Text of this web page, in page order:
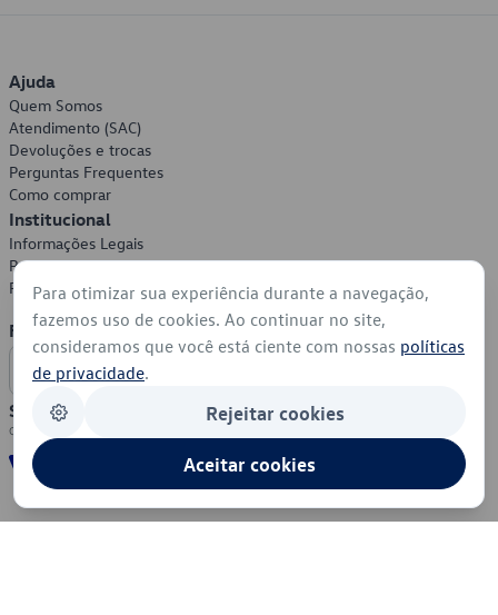
Ajuda
Quem Somos
Atendimento (SAC)
Devoluções e trocas
Perguntas Frequentes
Como comprar
Institucional
Informações Legais
Política de Privacidade
Política de Cookies
Formas de Pagamento
Segurança
Para otimizar sua experiência durante a navegação,
fazemos uso de cookies. Ao continuar no site,
consideramos que você está ciente com nossas políticas
de privacidade.
Rejeitar cookies
Aceitar cookies